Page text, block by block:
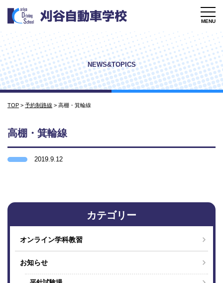
MENU
NEWS&TOPICS
TOP > 予約制路線 > 高棚・箕輪線
高棚・箕輪線
2019.9.12
カテゴリー
オンライン学科教習
お知らせ